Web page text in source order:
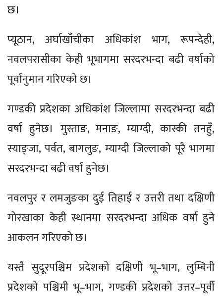
छ।
प्यूठान, अर्घाखाँचीका अधिकांश भाग, रूपन्देही,
नवलपरासीका केही भूभागमा सरदरभन्दा बढी वर्षाको
पूर्वानुमान गरिएको छ।
गण्डकी प्रदेशका अधिकांश जिल्लामा सरदरभन्दा बढी
वर्षा हुनेछ। मुस्ताङ, मनाङ, म्याग्दी, कास्की तनहुँ,
स्याङ्जा, पर्वत, बागलुङ, म्याग्दी जिल्लाको पूरै भागमा
सरदरभन्दा बढी वर्षा हुनेछ।
नवलपुर र लमजुङका दुई तिहाई र उत्तरी तथा दक्षिणी
गोरखाका केही स्थानमा सरदरभन्दा अधिक वर्षा हुने
आकलन गरिएको छ।
यस्तै सुदूरपश्चिम प्रदेशको दक्षिणी भू–भाग, लुम्बिनी
प्रदेशको पश्चिमी भू–भाग, गण्डकी प्रदेशको उत्तर–पूर्वी